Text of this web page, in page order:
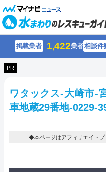
掲載業者 1,422業者相談件
PR
ワタックス-大崎市-
車地蔵29番地-0229-
◆本ページはアフィリエイトプ